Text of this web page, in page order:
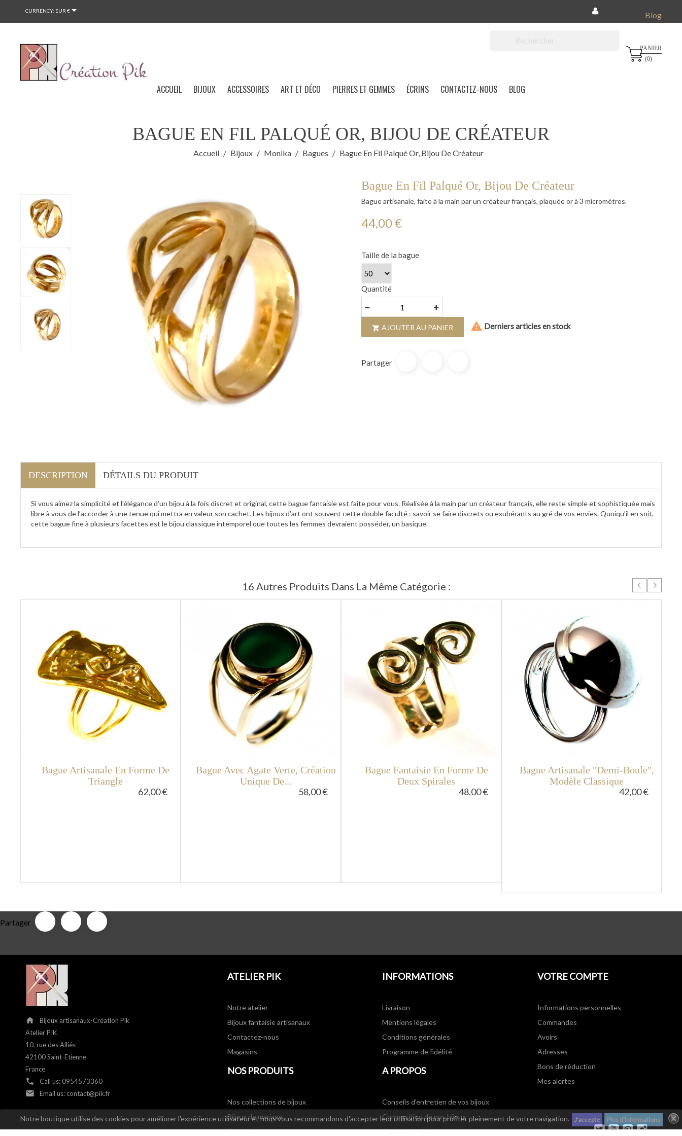
CURRENCY: EUR € Blog
PANIER
(0)
Notre boutique utilise des cookies pour améliorer l'expérience utilisateur et nous vous recommandons d'accepter leur utilisation pour profiter pleinement de votre navigation. J'accepte Plus d'informations

ACCUEIL BIJOUX ACCESSOIRES ART ET DÉCO PIERRES ET GEMMES ÉCRINS CONTACTEZ-NOUS BLOG
BAGUE EN FIL PALQUÉ OR, BIJOU DE CRÉATEUR
Accueil Bijoux Monika Bagues Bague En Fil Palqué Or, Bijou De Créateur
Bague En Fil Palqué Or, Bijou De Créateur
Bague artisanale, faite à la main par un créateur français, plaquée or à 3 micromètres.
44,00 €
Taille de la bague
Quantité
 AJOUTER AU PANIER  Derniers articles en stock
Partager
DESCRIPTION DÉTAILS DU PRODUIT
Si vous aimez la simplicité et l’élégance d’un bijou à la fois discret et original, cette bague fantaisie est faite pour vous. Réalisée à la main par un créateur français, elle reste simple et sophistiquée mais
libre à vous de l’accorder à une tenue qui mettra en valeur son cachet. Les bijoux d’art ont souvent cette double faculté : savoir se faire discrets ou exubérants au gré de vos envies. Quoiqu’il en soit,
cette bague fine à plusieurs facettes est le bijou classique intemporel que toutes les femmes devraient posséder, un basique.
16 Autres Produits Dans La Même Catégorie :
Bague Artisanale En Forme De
Triangle
62,00 €
Bague Avec Agate Verte, Création
Unique De...
58,00 €
Bague Fantaisie En Forme De
Deux Spirales
48,00 €
Bague Artisanale "demi-Boule",
Modèle Classique
42,00 €
Partager
home
Bijoux artisanaux-Création Pik
Atelier PIK
10, rue des Alliés
42100 Saint-Etienne
France
phone Call us:0954573360
email Email us: contact@pik.fr
ATELIER PIK
Notre atelier
Bijoux fantaisie artisanaux
Contactez-nous
Magasins
INFORMATIONS
Livraison
Mentions légales
Conditions générales
Programme de fidélité
NOS PRODUITS
Nos collections de bijoux
Bijoux de mariage
Promotions
A PROPOS
Conseils d'entretien de vos bijoux
Composition de nos bijoux
Choisir sa taille
VOTRE COMPTE
Informations personnelles
Commandes
Avoirs
Adresses
Bons de réduction
Mes alertes
TwitterYouTubePinterestInstagram